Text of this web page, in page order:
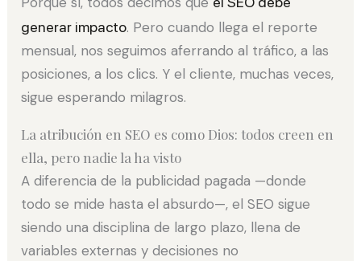
generar impacto. Pero cuando llega el reporte
mensual, nos seguimos aferrando al tráfico, a las
posiciones, a los clics. Y el cliente, muchas veces,
sigue esperando milagros.
La atribución en SEO es como Dios: todos creen en
ella, pero nadie la ha visto
A diferencia de la publicidad pagada —donde
todo se mide hasta el absurdo—, el SEO sigue
siendo una disciplina de largo plazo, llena de
variables externas y decisiones no